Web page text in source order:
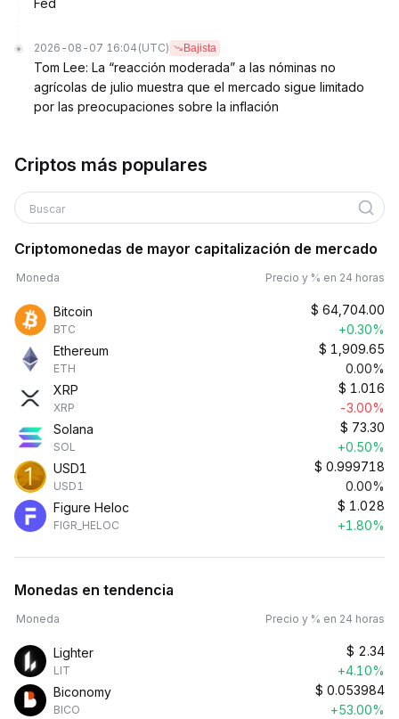
Fed
2026-08-07 16:04 (UTC) Bajista
Tom Lee: La “reacción moderada” a las nóminas no
agrícolas de julio muestra que el mercado sigue limitado
por las preocupaciones sobre la inflación
Criptos más populares
Buscar
Criptomonedas de mayor capitalización de mercado
Moneda Precio y % en 24 horas
Bitcoin
BTC
$ 64,704.00
+0.30%
Ethereum
ETH
$ 1,909.65
0.00%
XRP
XRP
$ 1.016
-3.00%
Solana
SOL
$ 73.30
+0.50%
USD1
USD1
$ 0.999718
0.00%
Figure Heloc
FIGR_HELOC
$ 1.028
+1.80%
Monedas en tendencia
Moneda Precio y % en 24 horas
Lighter
LIT
$ 2.34
+4.10%
Biconomy
BICO
$ 0.053984
+53.00%